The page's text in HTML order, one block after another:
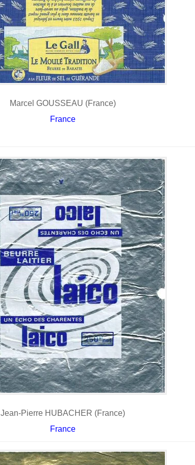
Marcel GOUSSEAU (France)
France
Jean-Pierre HUBACHER (France)
France